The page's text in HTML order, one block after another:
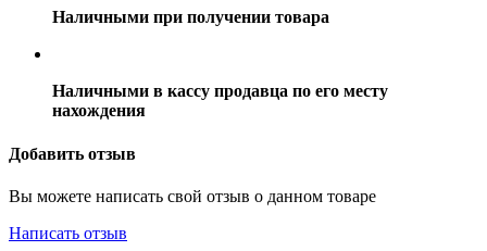
Наличными при получении товара
Наличными в кассу продавца по его месту
нахождения
Добавить отзыв
Вы можете написать свой отзыв о данном товаре
Написать отзыв